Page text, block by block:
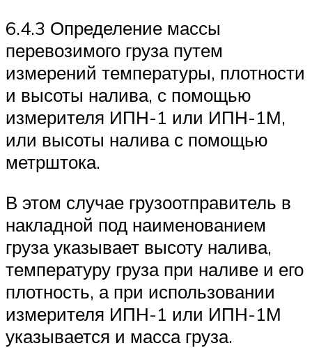
6.4.3 Определение массы
перевозимого груза путем
измерений температуры, плотности
и высоты налива, с помощью
измерителя ИПН-1 или ИПН-1М,
или высоты налива с помощью
метрштока.
В этом случае грузоотправитель в
накладной под наименованием
груза указывает высоту налива,
температуру груза при наливе и его
плотность, а при использовании
измерителя ИПН-1 или ИПН-1М
указывается и масса груза.